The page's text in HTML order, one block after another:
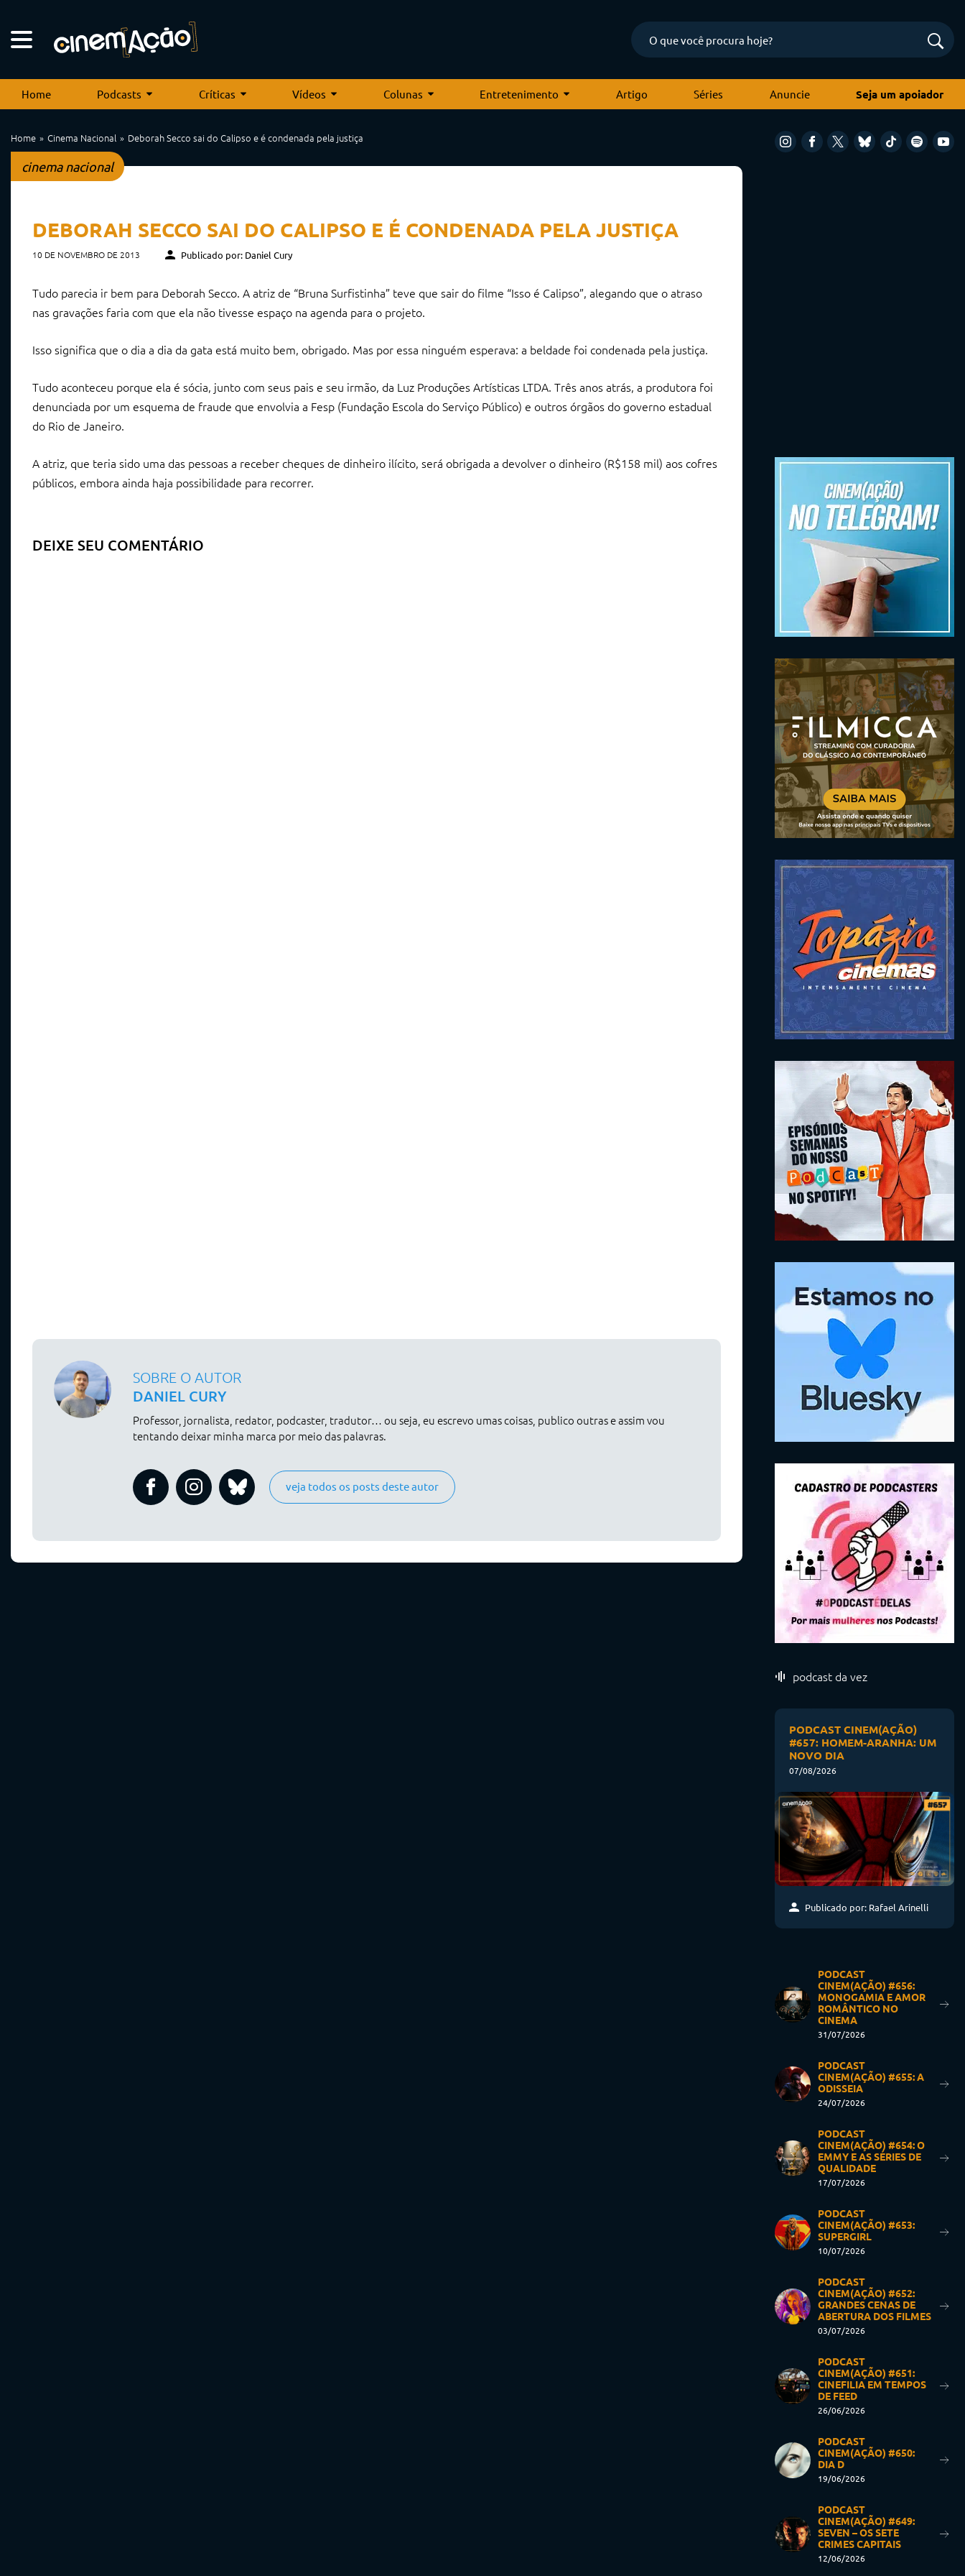
Home Podcasts Críticas Vídeos Colunas Entretenimento Artigo Séries Anuncie Seja um apoiador
Home Cinema Nacional Deborah Secco sai do Calipso e é condenada pela justiça
cinema nacional
DEBORAH SECCO SAI DO CALIPSO E É CONDENADA PELA JUSTIÇA
10 DE NOVEMBRO DE 2013 Publicado por: Daniel Cury
Tudo parecia ir bem para Deborah Secco. A atriz de “Bruna Surfistinha” teve que sair do filme “Isso é Calipso”, alegando que o atraso
nas gravações faria com que ela não tivesse espaço na agenda para o projeto.
Isso significa que o dia a dia da gata está muito bem, obrigado. Mas por essa ninguém esperava: a beldade foi condenada pela justiça.
Tudo aconteceu porque ela é sócia, junto com seus pais e seu irmão, da Luz Produções Artísticas LTDA. Três anos atrás, a produtora foi
denunciada por um esquema de fraude que envolvia a Fesp (Fundação Escola do Serviço Público) e outros órgãos do governo estadual
do Rio de Janeiro.
A atriz, que teria sido uma das pessoas a receber cheques de dinheiro ilícito, será obrigada a devolver o dinheiro (R$158 mil) aos cofres
públicos, embora ainda haja possibilidade para recorrer.
DEIXE SEU COMENTÁRIO
SOBRE O AUTOR
DANIEL CURY
Professor, jornalista, redator, podcaster, tradutor… ou seja, eu escrevo umas coisas, publico outras e assim vou
tentando deixar minha marca por meio das palavras.
veja todos os posts deste autor
podcast da vez
PODCAST CINEM(AÇÃO)
#657: HOMEM-ARANHA: UM
NOVO DIA
07/08/2026
Publicado por: Rafael Arinelli
PODCAST
CINEM(AÇÃO) #656:
MONOGAMIA E AMOR
ROMÂNTICO NO
CINEMA
31/07/2026
PODCAST
CINEM(AÇÃO) #655: A
ODISSEIA
24/07/2026
PODCAST
CINEM(AÇÃO) #654: O
EMMY E AS SÉRIES DE
QUALIDADE
17/07/2026
PODCAST
CINEM(AÇÃO) #653:
SUPERGIRL
10/07/2026
PODCAST
CINEM(AÇÃO) #652:
GRANDES CENAS DE
ABERTURA DOS FILMES
03/07/2026
PODCAST
CINEM(AÇÃO) #651:
CINEFILIA EM TEMPOS
DE FEED
26/06/2026
PODCAST
CINEM(AÇÃO) #650:
DIA D
19/06/2026
PODCAST
CINEM(AÇÃO) #649:
SEVEN – OS SETE
CRIMES CAPITAIS
12/06/2026